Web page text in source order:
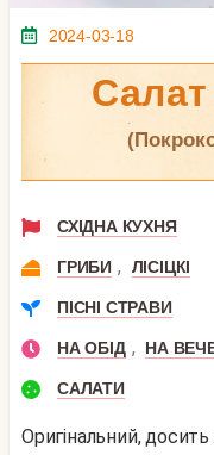
2024-03-18
СХІДНА КУХНЯ
ГРИБИ , ЛІСІЦКІ
ПІСНІ СТРАВИ
НА ОБІД , НА
САЛАТИ
Оригінальний,